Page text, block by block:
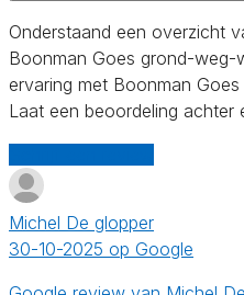
Onderstaand een overzicht
Boonman Goes grond-weg-
ervaring met Boonman
Laat een beoordeling achter
Michel De glopper
30-10-2025 op Google